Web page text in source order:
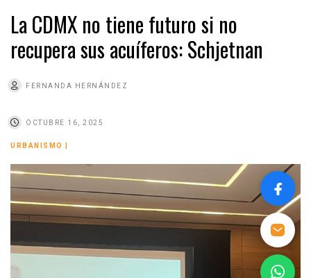
La CDMX no tiene futuro si no
recupera sus acuíferos: Schjetnan
FERNANDA HERNÁNDEZ
OCTUBRE 16, 2025
URBANISMO